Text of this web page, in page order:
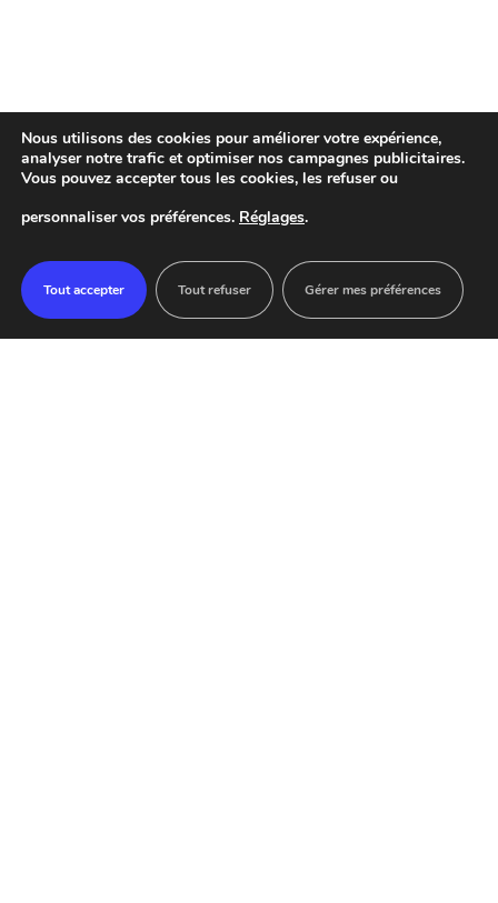
Nous utilisons des cookies pour améliorer votre expérience,
analyser notre trafic et optimiser nos campagnes publicitaires.
Vous pouvez accepter tous les cookies, les refuser ou
personnaliser vos préférences. Réglages.
Tout accepter Tout refuser Gérer mes préférences